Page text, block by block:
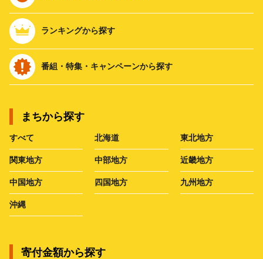
ランキングから探す
番組・特集・キャンペーンから探す
まちから探す
すべて 北海道 東北地方
関東地方 中部地方 近畿地方
中国地方 四国地方 九州地方
沖縄
寄付金額から探す